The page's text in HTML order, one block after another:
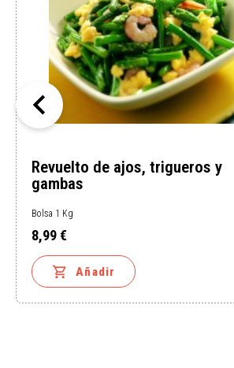
Revuelto de ajos, trigueros y
gambas
Bolsa 1 Kg
Precio
8,99 €
 Añadir
